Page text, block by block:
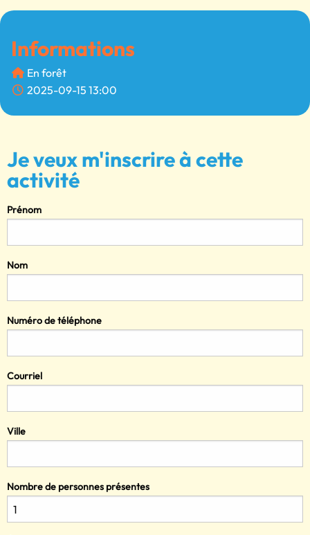
Informations
En forêt
2025-09-15 13:00
Je veux m'inscrire à cette
activité
Prénom
Nom
Numéro de téléphone
Courriel
Ville
Nombre de personnes présentes